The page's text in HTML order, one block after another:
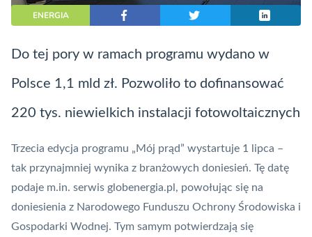
ENERGIA
Do tej pory w ramach programu wydano w
Polsce 1,1 mld zł. Pozwoliło to dofinansować
220 tys. niewielkich instalacji fotowoltaicznych
Trzecia edycja programu „Mój prąd” wystartuje 1 lipca –
tak przynajmniej wynika z branżowych doniesień. Tę datę
podaje m.in. serwis globenergia.pl, powołując się na
doniesienia z Narodowego Funduszu Ochrony Środowiska i
Gospodarki Wodnej. Tym samym potwierdzają się